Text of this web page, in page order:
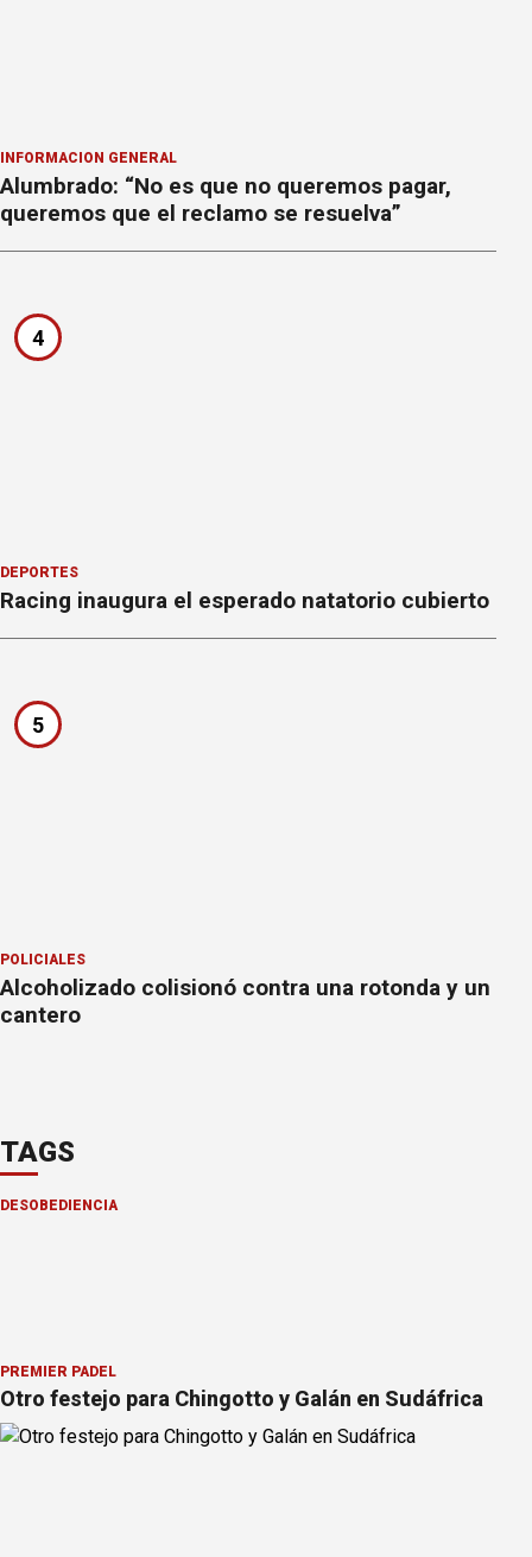
INFORMACION GENERAL
Alumbrado: “No es que no queremos pagar,
queremos que el reclamo se resuelva”
4
DEPORTES
Racing inaugura el esperado natatorio cubierto
5
POLICIALES
Alcoholizado colisionó contra una rotonda y un
cantero
TAGS
DESOBEDIENCIA
PREMIER PÁDEL
Otro festejo para Chingotto y Galán en Sudáfrica